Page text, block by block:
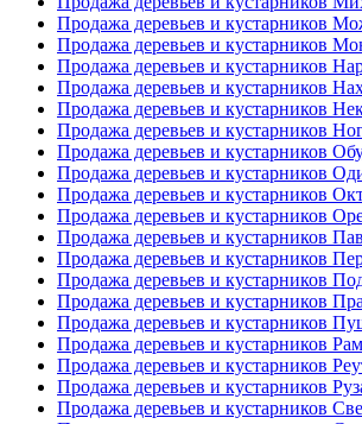
Продажа деревьев и кустарников
Продажа деревьев и кустарников
Продажа деревьев и кустарников
Продажа деревьев и кустарников
Продажа деревьев и кустарников
Продажа деревьев и кустарников
Продажа деревьев и кустарников
Продажа деревьев и кустарников
Продажа деревьев и кустарников
Продажа деревьев и кустарников
Продажа деревьев и кустарников
Продажа деревьев и кустарников
Продажа деревьев и кустарников
Продажа деревьев и кустарников
Продажа деревьев и кустарников
Продажа деревьев и кустарников
Продажа деревьев и кустарников
Продажа деревьев и кустарников
Продажа деревьев и кустарников